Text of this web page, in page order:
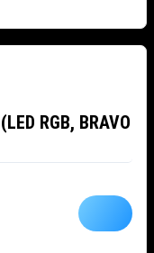
RGB, BRAVO